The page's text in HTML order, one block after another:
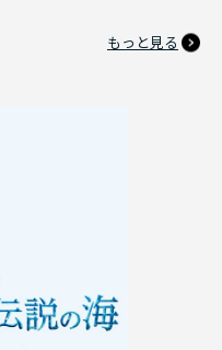
もっと見る